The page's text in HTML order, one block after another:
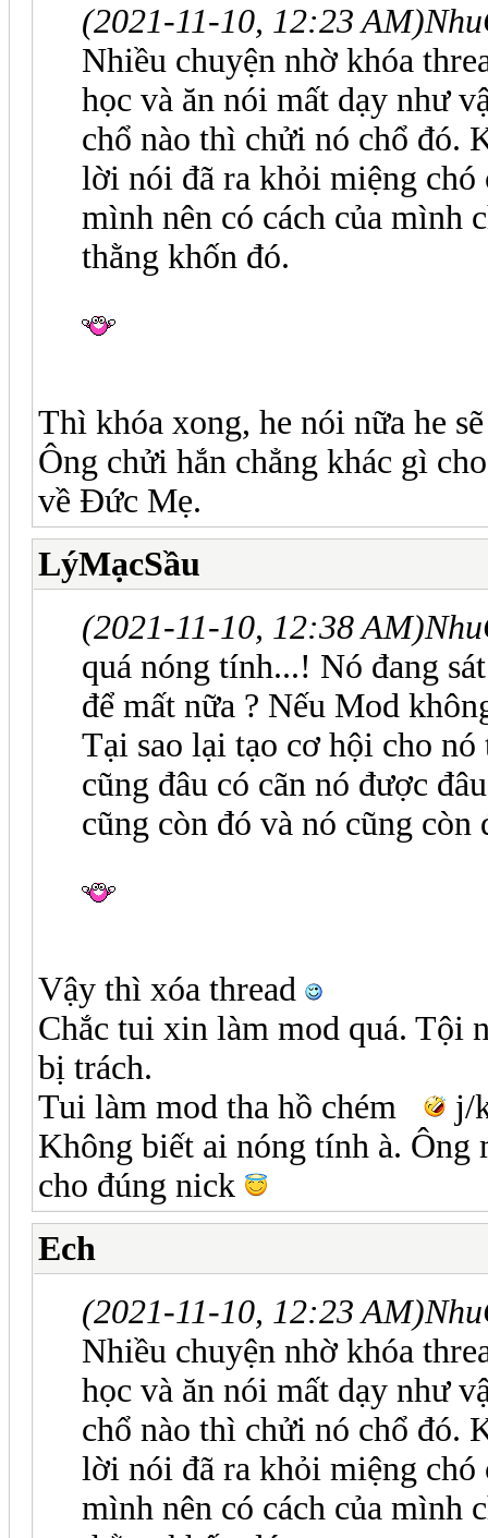
(2021-11-10, 12:23 AM)
Nhiều chuyện nhờ khóa
học và ăn nói mất dạy như
chổ nào thì chửi nó chổ đó.
lời nói đã ra khỏi miệng chó
mình nên có cách của mình
thằng khốn đó.
Thì khóa xong, he nói nữa he
Ông chửi hắn chẳng khác gì
về Đức Mẹ.
LýMạcSầu
(2021-11-10, 12:38 AM)
quá nóng tính...! Nó đang
để mất nữa ? Nếu Mod
Tại sao lại tạo cơ hội cho
cũng đâu có cãn nó được
cũng còn đó và nó cũng còn
Vậy thì xóa thread
Chắc tui xin làm mod quá. Tội
bị trách.
Tui làm mod tha hồ chém
j/
Không biết ai nóng tính à.
cho đúng nick
Ech
(2021-11-10, 12:23 AM)
Nhiều chuyện nhờ khóa
học và ăn nói mất dạy như
chổ nào thì chửi nó chổ đó.
lời nói đã ra khỏi miệng chó
mình nên có cách của mình